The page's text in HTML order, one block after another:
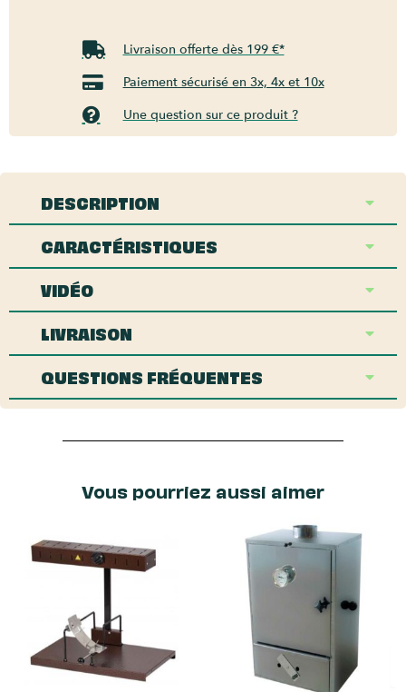
Livraison offerte dès 199 €*
Paiement sécurisé en 3x, 4x et 10x
Une question sur ce produit ?
DESCRIPTION
CARACTÉRISTIQUES
VIDÉO
LIVRAISON
QUESTIONS FRÉQUENTES
Vous pourriez aussi aimer